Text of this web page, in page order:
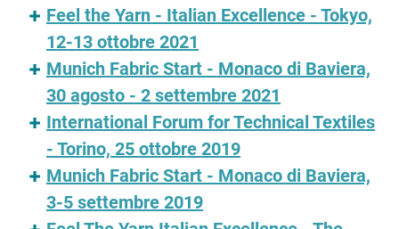
Feel the Yarn - Italian Excellence - Tokyo,
12-13 ottobre 2021
Munich Fabric Start - Monaco di Baviera,
30 agosto - 2 settembre 2021
International Forum for Technical Textiles
- Torino, 25 ottobre 2019
Munich Fabric Start - Monaco di Baviera,
3-5 settembre 2019